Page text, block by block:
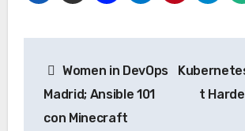
de
entradas
Women in DevOps
Madrid; Ansible 101
con Minecraft
t